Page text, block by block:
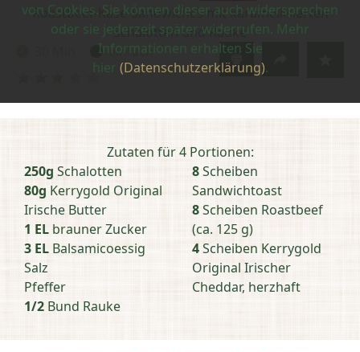
von Cookies. Sie können dieser auch widersprechen
oder sie jederzeit später widerrufen. Mehr
Informationen erhalten Sie
hier (Datenschutzerklärung).
Roastbeef-Käse-Sandwiches mit karamellisierten
Schalotten und Rauke
abschicken
Zubereitungszeit:Schwierigkeit:
einfach
Zutaten für 4 Portionen:
250g Schalotten
80g Kerrygold Original
Irische Butter
1 EL brauner Zucker
3 EL Balsamicoessig
Salz
Pfeffer
1/2 Bund Rauke
8Scheiben
Sandwichtoast
8Scheiben Roastbeef
(ca. 125 g)
4Scheiben Kerrygold
Original Irischer
Cheddar, herzhaft